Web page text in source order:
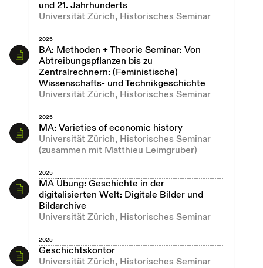
und 21. Jahrhunderts
Universität Zürich, Historisches Seminar
2025
BA: Methoden + Theorie Seminar: Von
Abtreibungspflanzen bis zu
Zentralrechnern: (Feministische)
Wissenschafts- und Technikgeschichte
Universität Zürich, Historisches Seminar
2025
MA: Varieties of economic history
Universität Zürich, Historisches Seminar
(zusammen mit Matthieu Leimgruber)
2025
MA Übung: Geschichte in der
digitalisierten Welt: Digitale Bilder und
Bildarchive
Universität Zürich, Historisches Seminar
2025
Geschichtskontor
Universität Zürich, Historisches Seminar